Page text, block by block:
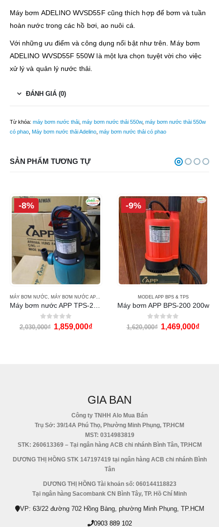
Máy bơm ADELINO WVSD55F cũng thích hợp để bơm và tuần
hoàn nước trong các hồ bơi, ao nuôi cá.
Với những ưu điểm và công dụng nổi bật như trên. Máy bơm
ADELINO WVSD55F 550W là một lựa chọn tuyệt vời cho việc
xử lý và quản lý nước thải.
ĐÁNH GIÁ (0)
Từ khóa: máy bơm nước thải máy bơm nước thải 550w, máy bơm nước thài 550w
có phao Máy bơm nước thải Adelino máy bơm nước thải có phao
SẢN PHẨM TƯƠNG TỰ
APP DSP
-8%
MÁY BƠM NƯỚC, MÁY BƠM NƯỚC APP , MODEL APP BPS & TPS
0out of 5
2,030,000₫ 1,859,000₫
-9%
MODEL APP BPS & TPS
Máy bơm APP BPS-200 200w
0out of 5
1,620,000₫ 1,469,000₫
GIA BAN
Công ty TNHH Alo Mua Bán
Trụ Sở: 39/14A Phú Thọ, Phường Minh Phụng, TP.HCM
MST: 0314983819
STK: 260613369 – Tại ngân hàng ACB chi nhánh Bình Tân, TP.HCM
DƯƠNG THỊ HỒNG STK 147197419 tại ngân hàng ACB chi nhánh Bình
Tân
DƯƠNG THỊ HỒNG Tài khoản số: 060144118823
Tại ngân hàng Sacombank CN Bình Tây, TP. Hồ Chí Minh
VP: 63/22 đường 702 Hồng Bàng, phường Minh Phụng, TP.HCM
0903 889 102